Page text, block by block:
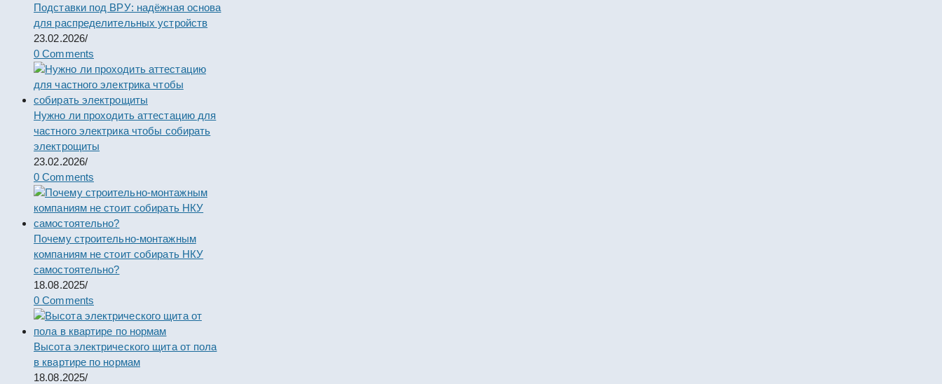
Подставки под ВРУ: надёжная основа
для распределительных устройств
23.02.2026/
0 Comments
Нужно ли проходить аттестацию для
частного электрика чтобы собирать
электрощиты
23.02.2026/
0 Comments
Почему строительно-монтажным
компаниям не стоит собирать НКУ
самостоятельно?
18.08.2025/
0 Comments
Высота электрического щита от пола
в квартире по нормам
18.08.2025/